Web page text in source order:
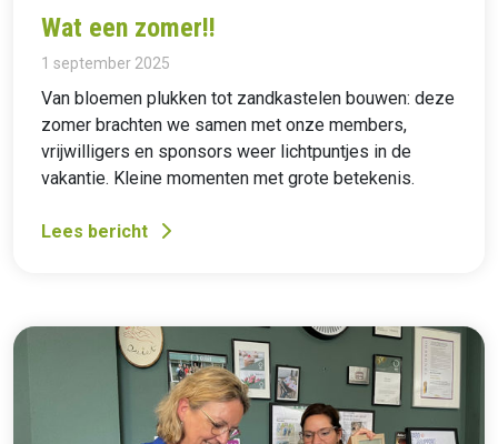
Wat een zomer!!
1 september 2025
Van bloemen plukken tot zandkastelen bouwen: deze
zomer brachten we samen met onze members,
vrijwilligers en sponsors weer lichtpuntjes in de
vakantie. Kleine momenten met grote betekenis.
Lees bericht